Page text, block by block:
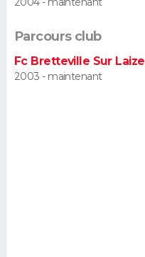
Parcours club
Fc Bretteville Sur Laize
2003 - maintenant